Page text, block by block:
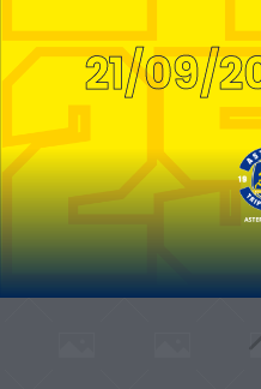
21/09/